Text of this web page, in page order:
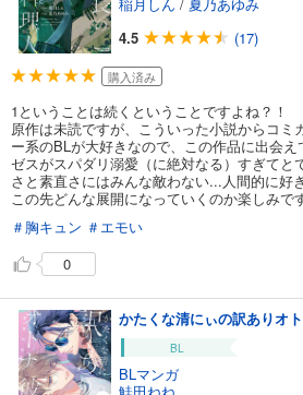
4.5
(17)
購入済み
1ということは続くということですよね？！
原作は未読ですが、こういった小説からコミ
ー系のBLが大好きなので、この作品に出会え
ゼスがスパダリ溺愛（に絶対なる）すぎてと
さと素直さにはみんな敵わない...人間的に好
この先どんな展開になっていくのか楽しみです
＃胸キュン ＃エモい
0
BL
BLマンガ